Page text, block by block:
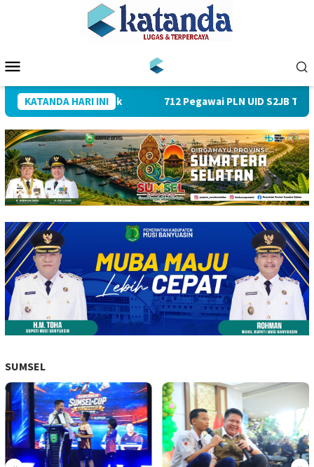
Mobile
KATANDA HARI INI
dan Kapolsek 712 Pegawai PLN UID S2JB Tekan
SUMSEL